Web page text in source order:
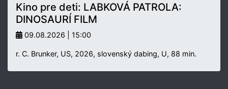
Kino pre deti: LABKOVÁ PATROLA:
DINOSAURÍ FILM
09.08.2026 | 15:00
r. C. Brunker, US, 2026, slovenský dabing, U, 88 min.